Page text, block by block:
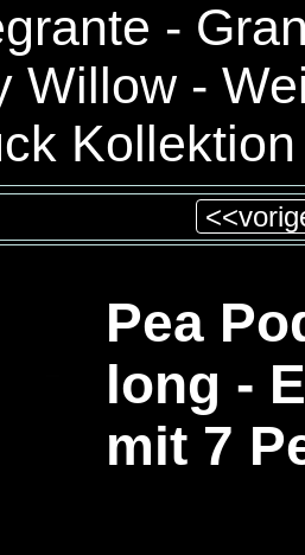
-
Willow -
Pea
long -
mit 7